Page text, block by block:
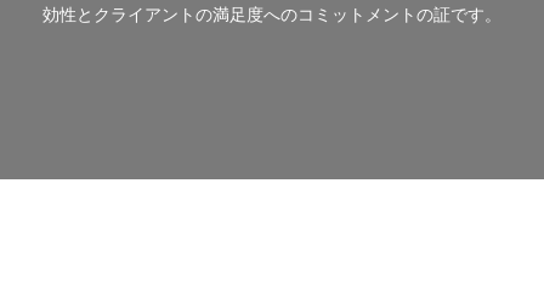
効性とクライアントの満足度へのコミットメントの証です。